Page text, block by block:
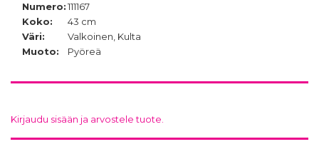
Numero:111167
Koko:
43 cm
Väri:
Valkoinen, Kulta
Muoto:
Pyöreä
Kirjaudu sisään ja arvostele tuote.